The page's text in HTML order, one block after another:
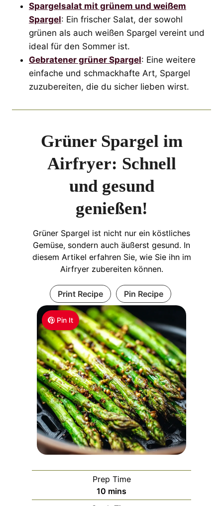
Spargelsalat mit grünem und weißem
Spargel: Ein frischer Salat, der sowohl
grünen als auch weißen Spargel vereint und
ideal für den Sommer ist.
Gebratener grüner Spargel: Eine weitere
einfache und schmackhafte Art, Spargel
zuzubereiten, die du sicher lieben wirst.
Pin It
Grüner Spargel im
Airfryer: Schnell
und gesund
genießen!
Grüner Spargel ist nicht nur ein köstliches
Gemüse, sondern auch äußerst gesund. In
diesem Artikel erfahren Sie, wie Sie ihn im
Airfryer zubereiten können.
Print Recipe Pin Recipe
Prep Time
10 m
i
mins